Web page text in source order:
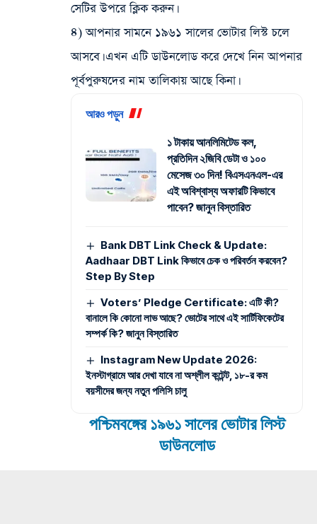
সেটির উপরে ক্লিক করুন।
৪️) আপনার সামনে ১৯৬১ সালের ভোটার লিস্ট চলে
আসবে। এখন এটি ডাউনলোড করে দেখে নিন আপনার
পূর্বপুরুষদের নাম তালিকায় আছে কিনা।
আরও পড়ুন
১ টাকায় আনলিমিটেড কল,
প্রতিদিন ২জিবি ডেটা ও ১০০
মেসেজ ৩০ দিন! বিএসএনএল-এর
এই অবিশ্বাস্য অফারটি কিভাবে
পাবেন? জানুন বিস্তারিত
Bank DBT Link Check & Update:
Aadhaar DBT Link কিভাবে চেক ও পরিবর্তন করবেন?
Step By Step
Voters’ Pledge Certificate: এটি কী?
বানালে কি কোনো লাভ আছে? ভোটের সাথে এই সার্টিফিকেটের
সম্পর্ক কি? জানুন বিস্তারিত
Instagram New Update 2026:
ইনস্টাগ্রামে আর দেখা যাবে না অশ্লীল কন্টেন্ট, ১৮-র কম
বয়সীদের জন্য নতুন পলিসি চালু
পশ্চিমবঙ্গের ১৯৬১ সালের ভোটার লিস্ট
ডাউনলোড